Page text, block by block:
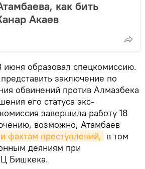
как бить
Акаев
образовал спецкомиссию.
заключение по
обвинений против Алмазбека
его статуса экс-
завершила работу 18
возможно, Атамбаев
фактам преступлений, в том
деяниям при
Бишкека.